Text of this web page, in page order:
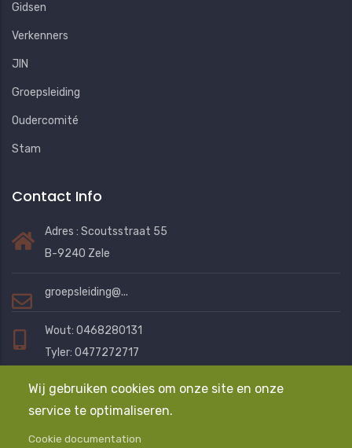
Wij gebruiken cookies om onze site en onze
service te optimaliseren.
Cookie documentation
Gidsen
Verkenners
JIN
Groepsleiding
Oudercomité
Stam
Contact Info
Adres : Scoutsstraat 55
B-9240 Zele
groepsleiding@...
Wout: 0468280131
Tyler: 0477272717
Mail ons en we helpen je graag